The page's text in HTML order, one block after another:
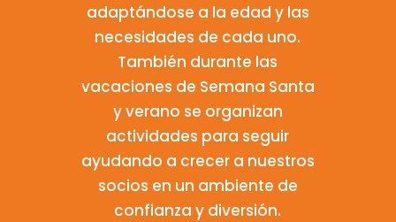
adaptándose a la edad y las
necesidades de cada uno.
También durante las
vacaciones de Semana Santa
y verano se organizan
actividades para seguir
ayudando a crecer a nuestros
socios en un ambiente de
confianza y diversión.